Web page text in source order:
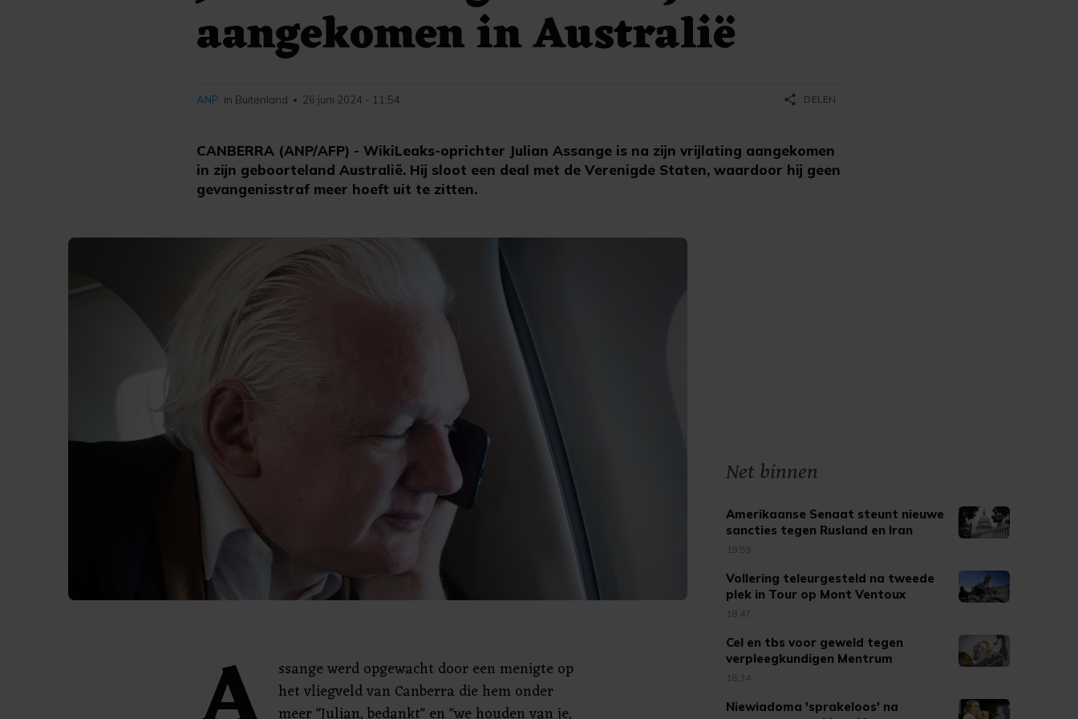
aangekomen in Australië
CANBERRA (ANP/AFP) - WikiLeaks-oprichter Julian Assange is na zijn vrijlating aangekomen
in zijn geboorteland Australië. Hij sloot een deal met de Verenigde Staten, waardoor hij geen
gevangenisstraf meer hoeft uit te zitten.
ANP in Buitenland • 26 juni 2024 - 11:54 share DELEN
ssange werd opgewacht door een menigte op
het vliegveld van Canberra die hem onder
Net binnen
Amerikaanse Senaat steunt nieuwe
sancties tegen Rusland en Iran
19:59
Vollering teleurgesteld na tweede
plek in Tour op Mont Ventoux
18:47
Cel en tbs voor geweld tegen
verpleegkundigen Mentrum
18:34
Niewiadoma 'sprakeloos' na